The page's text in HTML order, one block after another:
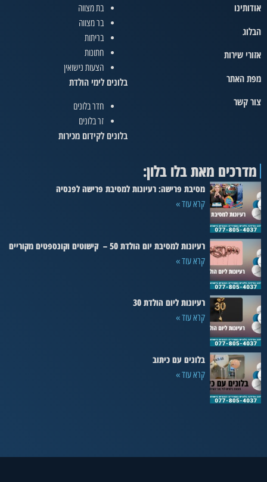
אודותינו
הבלוג
אזורי שירות
מפת האתר
צור קשר
בת מצווה
בר מצווה
בריתות
חתונות
הצעות נישואין
בלונים לימי הולדת
חדר בלונים
זר בלונים
בלונים לקידום מכירות
מדרכים מאת בלו בלון:
מסיבת פרישה: רעיונות למסיבת פרישה לפנסיה
קרא עוד »
רעיונות למסיבת יום הולדת 50 – קישוטים וקונספטים מקוריים
קרא עוד »
רעיונות ליום הולדת 30
קרא עוד »
בלונים עם כיתוב
קרא עוד »